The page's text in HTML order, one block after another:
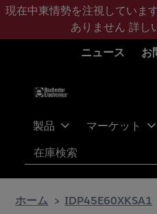
メ
ン
フ
タ
現在中東情勢を注視していま
ありません 詳し
ニュース
お
製品 マーケット
検索
ホーム IDP45E60XKSA1